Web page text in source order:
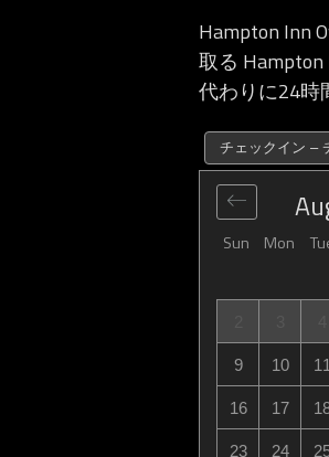
Hampton Inn
取る
代わりに24時
チェックイン –
Sun Mon
9 10 11
16 17
23 24